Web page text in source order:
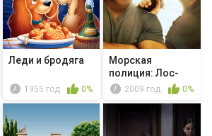
Леди и бродяга
1955 год 0%
Морская
полиция: Лос-
Анджелес -
2009 год 0%